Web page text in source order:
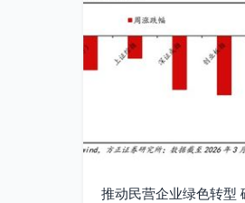
推动民营企业绿色转型